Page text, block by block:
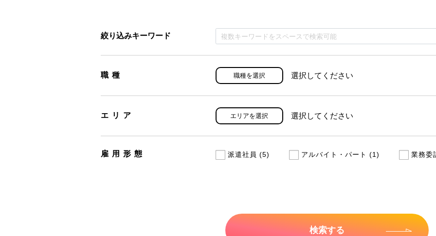
絞り込みキーワード
職種 職種を選択 選択してください
エリア エリアを選択 選択してください
雇用形態 派遣社員 (5) アルバイト・パート (1) 業務委